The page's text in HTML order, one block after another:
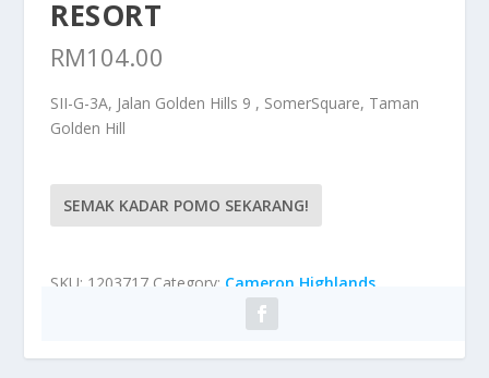
RESORT
RM104.00
SII-G-3A, Jalan Golden Hills 9 , SomerSquare, Taman
Golden Hill
SEMAK KADAR POMO SEKARANG!
SKU: 1203717 Category: Cameron Highlands